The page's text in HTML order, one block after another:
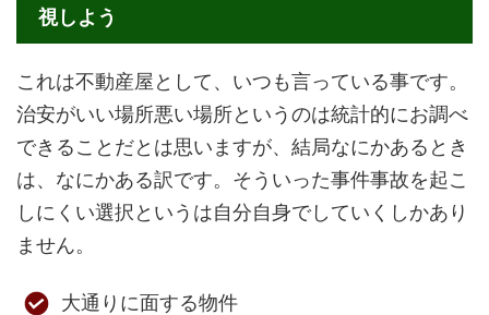
視しよう
これは不動産屋として、いつも言っている事です。
治安がいい場所悪い場所というのは統計的にお調べ
できることだとは思いますが、結局なにかあるとき
は、なにかある訳です。そういった事件事故を起こ
しにくい選択というは自分自身でしていくしかあり
ません。
大通りに面する物件